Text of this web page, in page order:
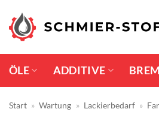
Inhalt
springen
ÖLE ADDITIVE
Start » Wartung » Lackierbedarf »